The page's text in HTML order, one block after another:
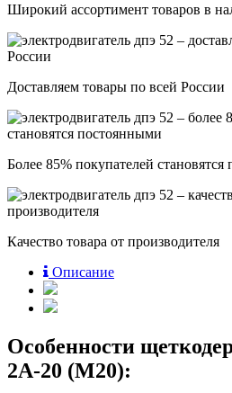
Широкий ассортимент товаров в
Доставляем товары по всей России
Более 85% покупателей
Качество товара от производителя
Описание
Особенности
2А-20 (М20):